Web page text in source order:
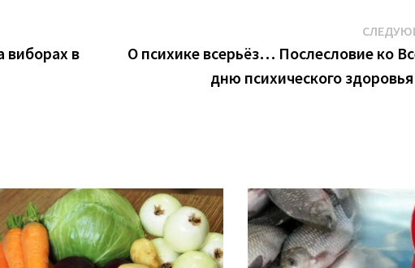
виборах в
О психике всерьёз… Послесловие ко
дню психического